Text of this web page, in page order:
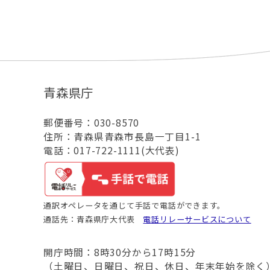
青森県庁
郵便番号：030-8570
住所：青森県青森市長島一丁目1-1
電話：017-722-1111(大代表)
通訳オペレータを通じて手話で電話ができます。
通話先：青森県庁大代表 電話リレーサービスについて
開庁時間：8時30分から17時15分
（土曜日、日曜日、祝日、休日、年末年始を除く